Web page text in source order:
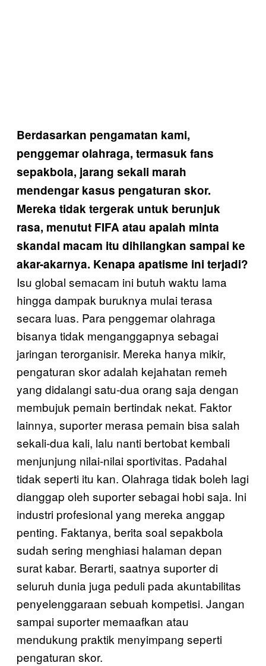
Berdasarkan pengamatan kami,
penggemar olahraga, termasuk fans
sepakbola, jarang sekali marah
mendengar kasus pengaturan skor.
Mereka tidak tergerak untuk berunjuk
rasa, menutut FIFA atau apalah minta
skandal macam itu dihilangkan sampai ke
akar-akarnya. Kenapa apatisme ini terjadi?
Isu global semacam ini butuh waktu lama
hingga dampak buruknya mulai terasa
secara luas. Para penggemar olahraga
bisanya tidak menganggapnya sebagai
jaringan terorganisir. Mereka hanya mikir,
pengaturan skor adalah kejahatan remeh
yang didalangi satu-dua orang saja dengan
membujuk pemain bertindak nekat. Faktor
lainnya, suporter merasa pemain bisa salah
sekali-dua kali, lalu nanti bertobat kembali
menjunjung nilai-nilai sportivitas. Padahal
tidak seperti itu kan. Olahraga tidak boleh lagi
dianggap oleh suporter sebagai hobi saja. Ini
industri profesional yang mereka anggap
penting. Faktanya, berita soal sepakbola
sudah sering menghiasi halaman depan
surat kabar. Berarti, saatnya suporter di
seluruh dunia juga peduli pada akuntabilitas
penyelenggaraan sebuah kompetisi. Jangan
sampai suporter memaafkan atau
mendukung praktik menyimpang seperti
pengaturan skor.